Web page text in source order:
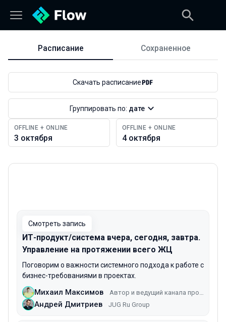
Расписание
Расписание Сохраненное
OFFLINE + ONLINE
3 октября
OFFLINE + ONLINE
4 октября
Скачать расписание
Группировать по: дате
Смотреть запись
ИТ-продукт/система вчера, сегодня, завтра.
Управление на протяжении всего ЖЦ
Поговорим о важности системного подхода к работе с
бизнес-требованиями в проектах.
Михаил Максимов
Андрей Дмитриев JUG Ru Group